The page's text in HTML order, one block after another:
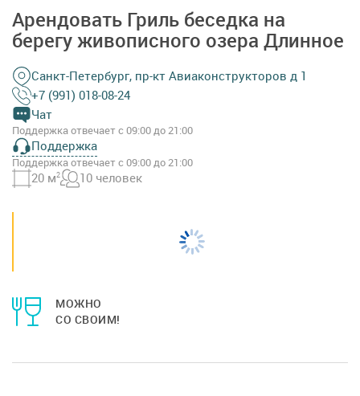
Арендовать Гриль беседка на
берегу живописного озера Длинное
Санкт-Петербург, пр-кт Авиаконструкторов д 1
+7 (991) 018-08-24
Чат
Поддержка отвечает с 09:00 до 21:00
Поддержка
Поддержка отвечает с 09:00 до 21:00
20 м2 10 человек
МОЖНО
СО СВОИМ!